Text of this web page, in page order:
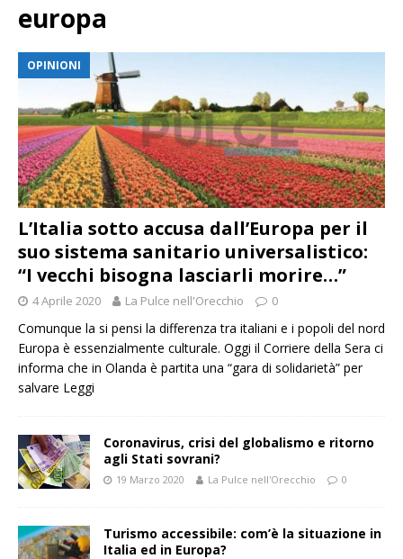
europa
OPINIONI
L’Italia sotto accusa dall’Europa per il
suo sistema sanitario universalistico:
“I vecchi bisogna lasciarli morire…”
4 Aprile 2020 La Pulce nell'Orecchio 0
Comunque la si pensi la differenza tra italiani e i popoli del nord
Europa è essenzialmente culturale. Oggi il Corriere della Sera ci
informa che in Olanda è partita una “gara di solidarietà” per
salvare Leggi
Coronavirus, crisi del globalismo e ritorno
agli Stati sovrani?
19 Marzo 2020 La Pulce nell'Orecchio 0
Turismo accessibile: com’è la situazione in
Italia ed in Europa?